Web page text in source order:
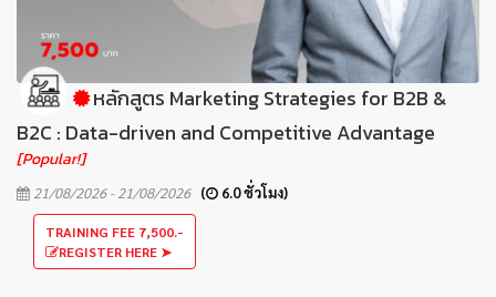
หลักสูตร Marketing Strategies for B2B &
B2C : Data-driven and Competitive Advantage
[Popular!]
21/08/2026 - 21/08/2026 ( 6.0 ชั่วโมง)
TRAINING FEE 7,500.-
REGISTER HERE ➤